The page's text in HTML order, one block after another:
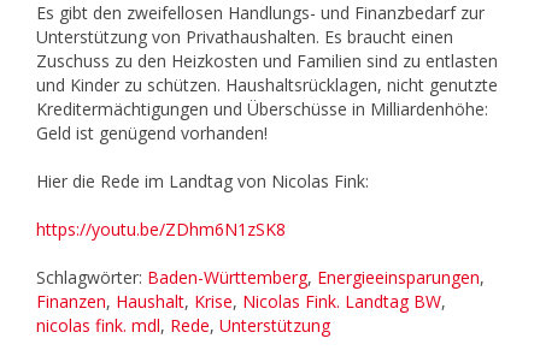
Es gibt den zweifellosen Handlungs- und Finanzbedarf zur
Unterstützung von Privathaushalten. Es braucht einen
Zuschuss zu den Heizkosten und Familien sind zu entlasten
und Kinder zu schützen. Haushaltsrücklagen, nicht genutzte
Kreditermächtigungen und Überschüsse in Milliardenhöhe:
Geld ist genügend vorhanden!
Hier die Rede im Landtag von Nicolas Fink:
https://youtu.be/ZDhm6N1zSK8
Schlagwörter: Baden-Württemberg, Energieeinsparungen,
Finanzen, Haushalt, Krise, Nicolas Fink. Landtag BW,
nicolas fink. mdl, Rede, Unterstützung